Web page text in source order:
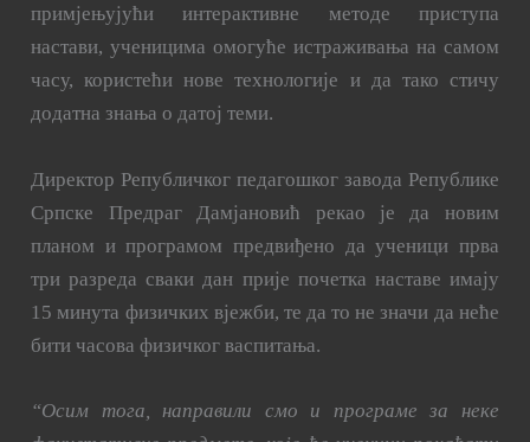
примјењујући интерактивне методе приступа
настави, ученицима омогуће истраживања на самом
часу, користећи нове технологије и да тако стичу
додатна знања о датој теми.
Директор Републичког педагошког завода Републике
Српске Предраг Дамјановић рекао је да новим
планом и програмом предвиђено да ученици прва
три разреда сваки дан прије почетка наставе имају
15 минута физичких вјежби, те да то не значи да неће
бити часова физичког васпитања.
“Осим тога, направили смо и програме за неке